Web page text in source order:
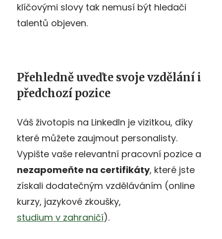
klíčovými slovy tak nemusí být hledači
talentů objeven.
Přehledně uveďte svoje vzdělání i
předchozí pozice
Váš životopis na LinkedIn je vizitkou, díky
které můžete zaujmout personalisty.
Vypište vaše relevantní pracovní pozice a
nezapomeňte na certifikáty, které jste
získali dodatečným vzděláváním (online
kurzy, jazykové zkoušky,
studium v zahraničí).